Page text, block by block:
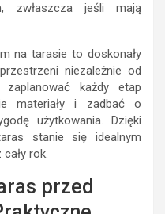
zwłaszcza jeśli mają
na tarasie to doskonały
niezależnie od
każdy etap
materiały i zadbać o
użytkowania. Dzięki
stanie się idealnym
rok.
przed